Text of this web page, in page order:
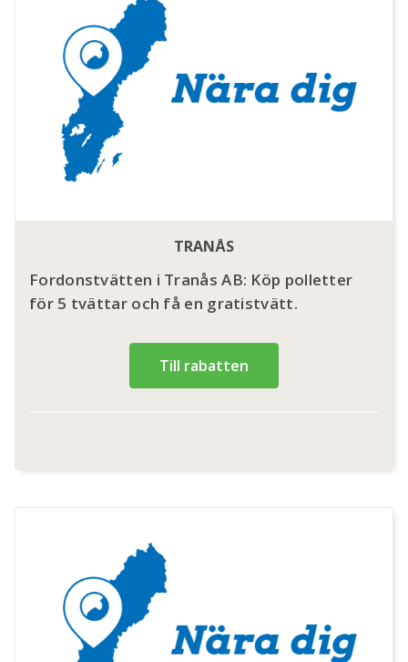
TRANÅS
Fordonstvätten i Tranås AB: Köp polletter
för 5 tvättar och få en gratistvätt.
Till rabatten